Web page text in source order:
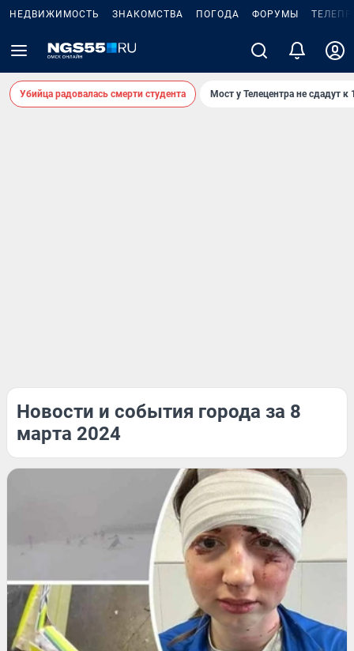
НЕДВИЖИМОСТЬ ЗНАКОМСТВА ПОГОДА ФОРУМЫ
Убийца радовалась смерти студента Мост у Телецентра не сдадут к
Новости и события города за 8
марта 2024